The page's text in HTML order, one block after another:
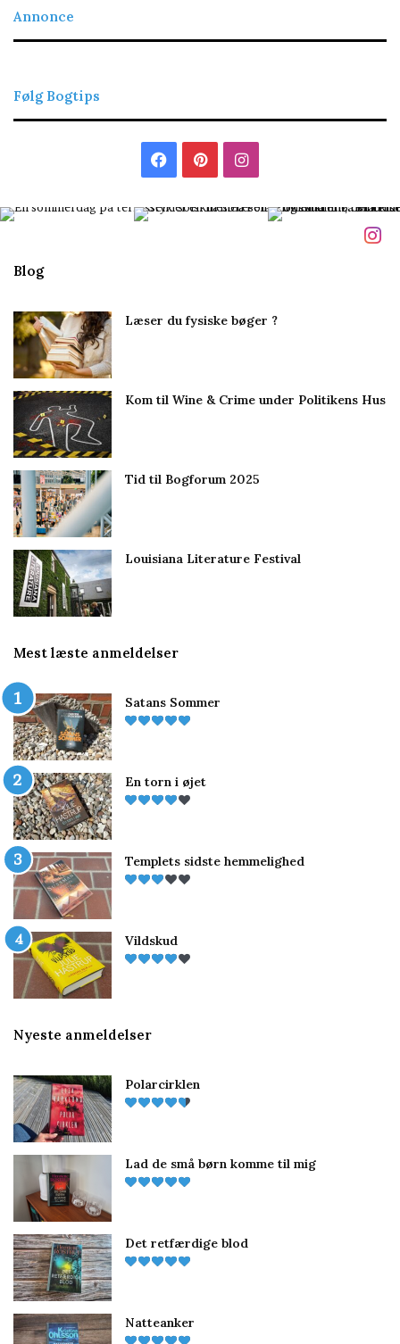
Annonce
Følg Bogtips
Facebook
PinterestInstagram
Blog
Læser du fysiske bøger ?
Kom til Wine & Crime under Politikens Hus
Tid til Bogforum 2025
Louisiana Literature Festival
Mest læste anmeldelser
Satans Sommer
En torn i øjet
Templets sidste hemmelighed
Vildskud
Nyeste anmeldelser
Polarcirklen
Lad de små børn komme til mig
Det retfærdige blod
Natteanker